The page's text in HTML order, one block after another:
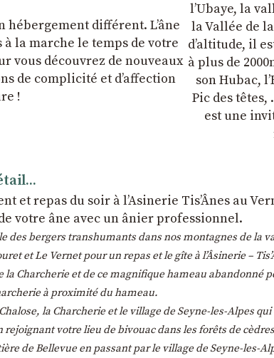
différent. L’âne
la marche le temps de votre
vous découvrez de nouveaux
de complicité et dʼaffection
!
l’Ubaye, la
la Vallée de
d’altitude, il
à plus de
son Hubac,
Pic des têtes,
est une
et repas du soir à l’Asinerie Tis’Ânes au
votre âne avec un ânier professionnel.
bergers transhumants dans nos montagnes de la
et Le Vernet pour un repas et le gîte à l’Âsinerie –
Charcherie et de ce magnifique hameau abandonné
à proximité du hameau.
la Charcherie et le village de Seyne-les-Alpes
votre lieu de bivouac dans les forêts de
de Bellevue en passant par le village de Seyne-les-